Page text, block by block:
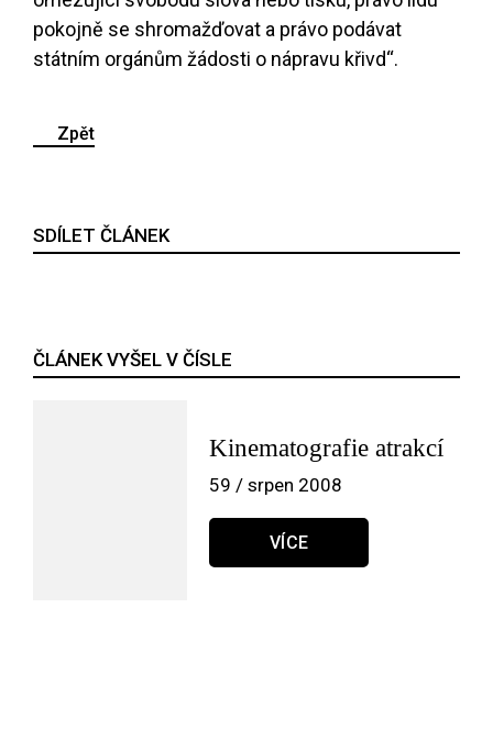
pokojně se shromažďovat a právo podávat
státním orgánům žádosti o nápravu křivd“.
Zpět
SDÍLET ČLÁNEK
ČLÁNEK VYŠEL V ČÍSLE
Kinematografie atrakcí
59 / srpen 2008
VÍCE